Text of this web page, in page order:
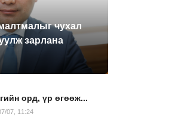
чухал
зарлана
орд, үр өгөөж...
07, 11:24